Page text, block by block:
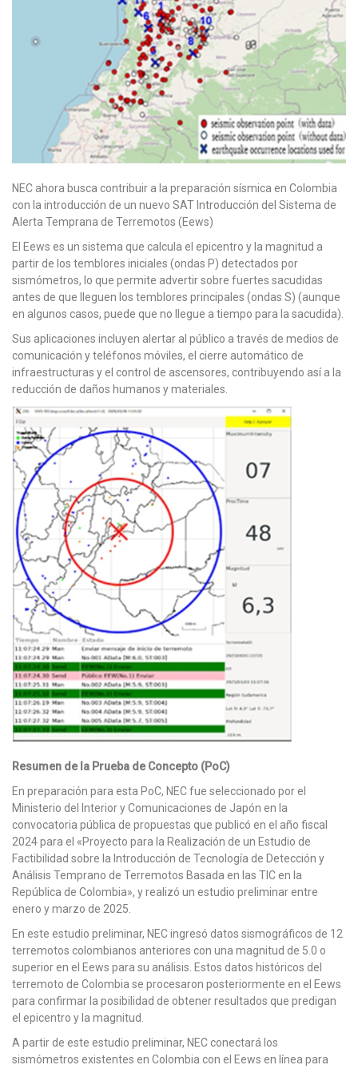
NEC ahora busca contribuir a la preparación sísmica en Colombia
con la introducción de un nuevo SAT Introducción del Sistema de
Alerta Temprana de Terremotos (Eews)
El Eews es un sistema que calcula el epicentro y la magnitud a
partir de los temblores iniciales (ondas P) detectados por
sismómetros, lo que permite advertir sobre fuertes sacudidas
antes de que lleguen los temblores principales (ondas S) (aunque
en algunos casos, puede que no llegue a tiempo para la sacudida).
Sus aplicaciones incluyen alertar al público a través de medios de
comunicación y teléfonos móviles, el cierre automático de
infraestructuras y el control de ascensores, contribuyendo así a la
reducción de daños humanos y materiales.
Resumen de la Prueba de Concepto (PoC)
En preparación para esta PoC, NEC fue seleccionado por el
Ministerio del Interior y Comunicaciones de Japón en la
convocatoria pública de propuestas que publicó en el año fiscal
2024 para el «Proyecto para la Realización de un Estudio de
Factibilidad sobre la Introducción de Tecnología de Detección y
Análisis Temprano de Terremotos Basada en las TIC en la
República de Colombia», y realizó un estudio preliminar entre
enero y marzo de 2025.
En este estudio preliminar, NEC ingresó datos sismográficos de 12
terremotos colombianos anteriores con una magnitud de 5.0 o
superior en el Eews para su análisis. Estos datos históricos del
terremoto de Colombia se procesaron posteriormente en el Eews
para confirmar la posibilidad de obtener resultados que predigan
el epicentro y la magnitud.
A partir de este estudio preliminar, NEC conectará los
sismómetros existentes en Colombia con el Eews en línea para